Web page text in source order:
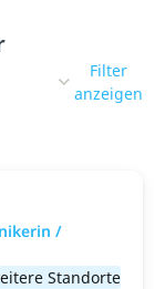
Filter
anzeigen
/
Standorte